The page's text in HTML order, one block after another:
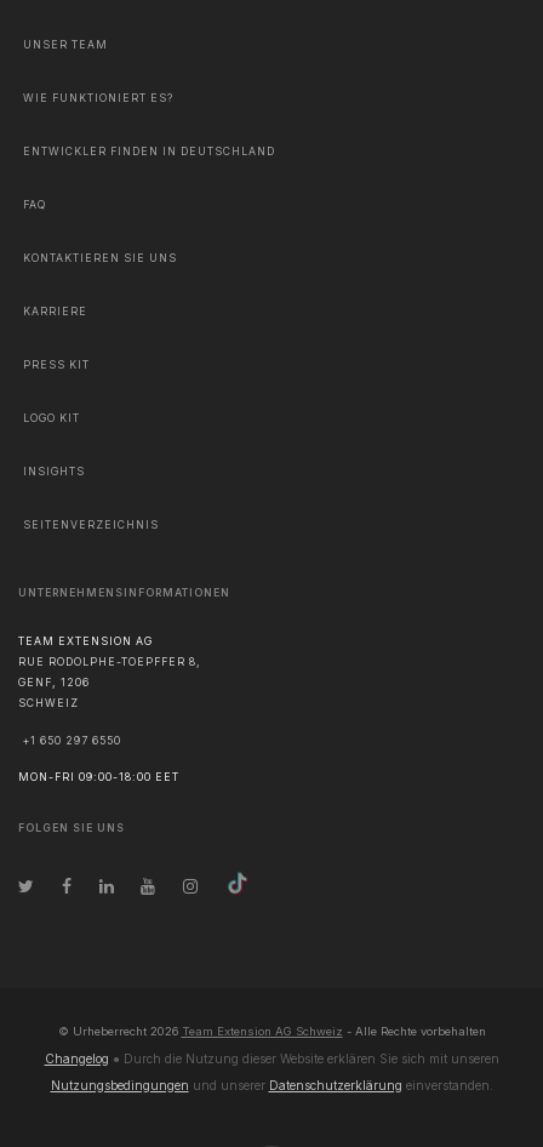
UNSER TEAM
WIE FUNKTIONIERT ES?
ENTWICKLER FINDEN IN DEUTSCHLAND
FAQ
KONTAKTIEREN SIE UNS
KARRIERE
PRESS KIT
LOGO KIT
INSIGHTS
SEITENVERZEICHNIS
UNTERNEHMENSINFORMATIONEN
TEAM EXTENSION AG
RUE RODOLPHE-TOEPFFER 8,
GENF
1206
SCHWEIZ
+1 650 297 6550
MON-FRI 09:00-18:00 EET
FOLGEN SIE UNS
© Urheberrecht 2026 Team Extension AG Schweiz - Alle Rechte vorbehalten
Changelog ● Durch die Nutzung dieser Website erklären Sie sich mit unseren
Nutzungsbedingungen und unserer Datenschutzerklärung einverstanden.